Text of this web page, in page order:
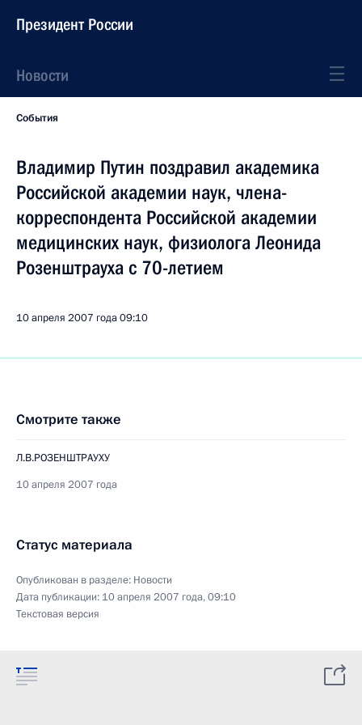
Президент России
Новости
События
Владимир Путин поздравил академика
Российской академии наук, члена-
корреспондента Российской академии
медицинских наук, физиолога Леонида
Розенштрауха с 70-летием
10 апреля 2007 года09:10
Смотрите также
Л.В.РОЗЕНШТРАУХУ
10 апреля 2007 года
Статус материала
Опубликован в разделе: Новости
Дата публикации: 10 апреля 2007 года, 09:10
Текстовая версия